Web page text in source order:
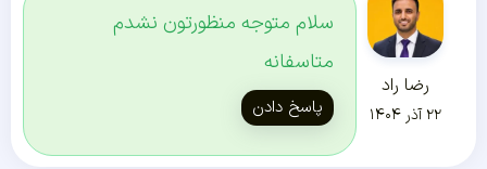
رضا راد
۲۲ آذر ۱۴۰۴
سلام متوجه منظورتون نشدم
متاسفانه
پاسخ دادن